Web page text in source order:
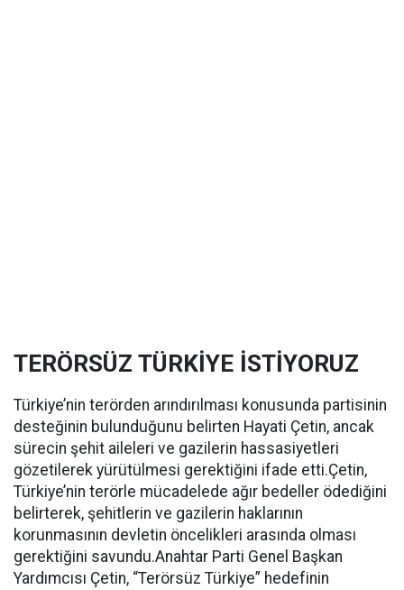
TERÖRSÜZ TÜRKİYE İSTİYORUZ
Türkiye’nin terörden arındırılması konusunda partisinin
desteğinin bulunduğunu belirten Hayati Çetin, ancak
sürecin şehit aileleri ve gazilerin hassasiyetleri
gözetilerek yürütülmesi gerektiğini ifade etti.Çetin,
Türkiye’nin terörle mücadelede ağır bedeller ödediğini
belirterek, şehitlerin ve gazilerin haklarının
korunmasının devletin öncelikleri arasında olması
gerektiğini savundu.Anahtar Parti Genel Başkan
Yardımcısı Çetin, “Terörsüz Türkiye” hedefinin